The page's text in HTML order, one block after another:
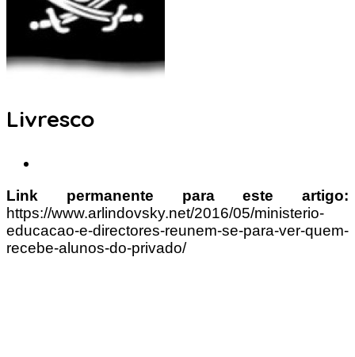
Livresco
Link permanente para este artigo:
https://www.arlindovsky.net/2016/05/ministerio-
educacao-e-directores-reunem-se-para-ver-quem-
recebe-alunos-do-privado/